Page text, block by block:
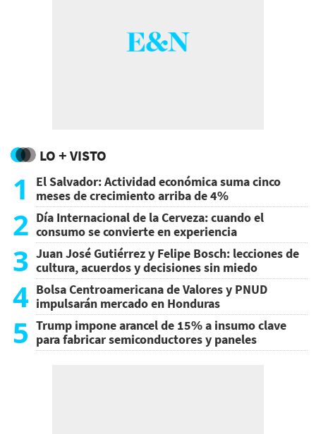
LO + VISTO
1
El Salvador: Actividad económica suma cinco
meses de crecimiento arriba de 4%
2 Día Internacional de la Cerveza: cuando el
consumo se convierte en experiencia
3 Juan José Gutiérrez y Felipe Bosch: lecciones de
cultura, acuerdos y decisiones sin miedo
4 Bolsa Centroamericana de Valores y PNUD
impulsarán mercado en Honduras
5 Trump impone arancel de 15% a insumo clave
para fabricar semiconductores y paneles